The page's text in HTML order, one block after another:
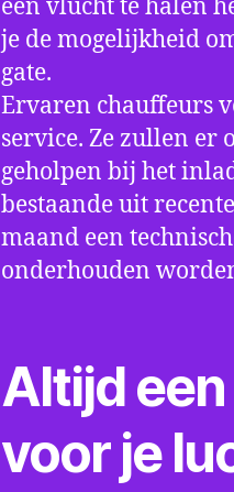
een vlucht te halen
je de mogelijkheid
gate.
Ervaren chauffeurs
service. Ze zullen er
geholpen bij het
bestaande uit
maand een
onderhouden
Altijd
voor je